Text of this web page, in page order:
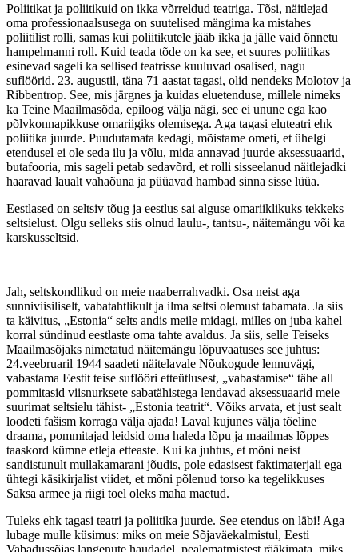
Poliitikat ja poliitikuid on ikka võrreldud teatriga. Tõsi, näitlejad
oma professionaalsusega on suutelised mängima ka mistahes
poliitilist rolli, samas kui poliitikutele jääb ikka ja jälle vaid õnnetu
hampelmanni roll. Kuid teada tõde on ka see, et suures poliitikas
esinevad sageli ka sellised teatrisse kuuluvad osalised, nagu
suflöörid. 23. augustil, täna 71 aastat tagasi, olid nendeks Molotov ja
Ribbentrop. See, mis järgnes ja kuidas eluetenduse, millele nimeks
ka Teine Maailmasõda, epiloog välja nägi, see ei unune ega kao
põlvkonnapikkuse omariigiks olemisega. Aga tagasi eluteatri ehk
poliitika juurde. Puudutamata kedagi, mõistame ometi, et ühelgi
etendusel ei ole seda ilu ja võlu, mida annavad juurde aksessuaarid,
butafooria, mis sageli petab sedavõrd, et rolli sisseelanud näitlejadki
haaravad laualt vahaõuna ja püüavad hambad sinna sisse lüüa.
Eestlased on seltsiv tõug ja eestlus sai alguse omariiklikuks tekkeks
seltsielust. Olgu selleks siis olnud laulu-, tantsu-, näitemängu või ka
karskusseltsid.
Jah, seltskondlikud on meie naaberrahvadki. Osa neist aga
sunniviisiliselt, vabatahtlikult ja ilma seltsi olemust tabamata. Ja siis
ta käivitus, „Estonia“ selts andis meile midagi, milles on juba kahel
korral sündinud eestlaste oma tahte avaldus. Ja siis, selle Teiseks
Maailmasõjaks nimetatud näitemängu lõpuvaatuses see juhtus:
24.veebruaril 1944 saadeti näitelavale Nõukogude lennuvägi,
vabastama Eestit teise suflööri etteütlusest, „vabastamise“ tähe all
pommitasid viisnurksete sabatähistega lendavad aksessuaarid meie
suurimat seltsielu tähist- „Estonia teatrit“. Võiks arvata, et just sealt
loodeti fašism korraga välja ajada! Laval kujunes välja tõeline
draama, pommitajad leidsid oma haleda lõpu ja maailmas lõppes
taaskord kümne etleja etteaste. Kui ka juhtus, et mõni neist
sandistunult mullakamarani jõudis, pole edasisest faktimaterjali ega
ühtegi käsikirjalist viidet, et mõni põlenud torso ka tegelikkuses
Saksa armee ja riigi toel oleks maha maetud.
Tuleks ehk tagasi teatri ja poliitika juurde. See etendus on läbi! Aga
lubage mulle küsimus: miks on meie Sõjaväekalmistul, Eesti
Vabadussõjas langenute haudadel, pealematmistest rääkimata, miks